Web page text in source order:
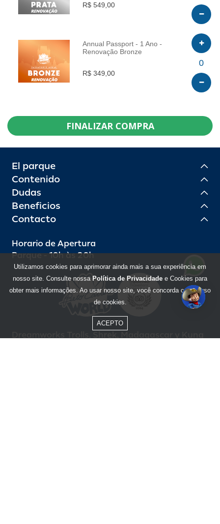
R$ 549,00
INFO
Annual Passport - 1 Ano -
Renovação Bronze
R$ 349,00
0
FINALIZAR COMPRA
El parque
Contenido
Dudas
Beneficios
Contacto
Horario de Apertura
Parque - 10h às 20h
Utilizamos cookies para aprimorar ainda mais a sua experiência em
nosso site. Consulte nossa Política de Privacidade e Cookies para
obter mais informações. Ao usar nosso site, você concorda com o uso
de cookies.
ACEPTO